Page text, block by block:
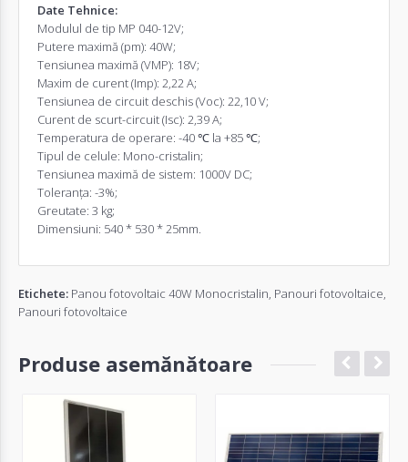
Date Tehnice:
Modulul de tip MP 040-12V;
Putere maximă (pm): 40W;
Tensiunea maximă (VMP): 18V;
Maxim de curent(Imp): 2,22 A;
Tensiunea de circuit deschis(Voc): 22,10V;
Curent de scurt-circuit(Isc): 2,39A;
Temperatura de operare: -40℃ la +85℃;
Tipul de celule: Mono-cristalin;
Tensiunea maximă de sistem: 1000V DC;
Toleranța: -3%;
Greutate: 3 kg;
Dimensiuni: 540* 530* 25mm.
Etichete: Panou fotovoltaic 40W Monocristalin Panouri fotovoltaice
Panouri fotovoltaice
Produse asemănătoare